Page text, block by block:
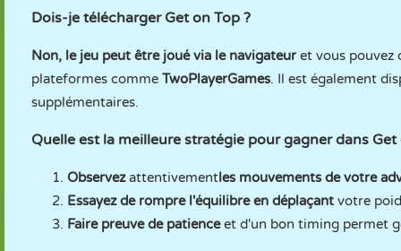
Dois-je télécharger Get on Top ?
Non, le jeu peut être joué via le navigateuret vous pouvez
plateformes comme TwoPlayerGames. Il est également
supplémentaires.
Quelle est la meilleure stratégie pour gagner dans Get
Observezattentivementles mouvements de votre
Essayez de rompre l'équilibre en déplaçant votre
Faire preuve de patienceet d'un bon timing permet